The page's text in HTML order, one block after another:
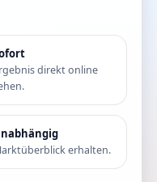
direkt online
erhalten.